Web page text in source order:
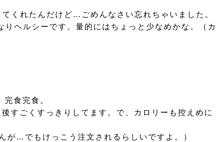
くれたんだけど…ごめんなさい忘れちゃいました。
ヘルシーです。量的にはちょっと少なめかな。（カ
食完食。
すごくすっきりしてます。で、カロリーも控えめに
が…でもけっこう注文されるらしいですよ。）